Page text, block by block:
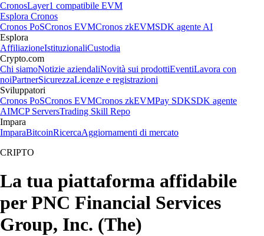
CronosLayer1 compatibile EVM
Esplora Cronos
Cronos PoSCronos EVMCronos zkEVMSDK agente AI
Esplora
AffiliazioneIstituzionaliCustodia
Crypto.com
Chi siamoNotizie aziendaliNovità sui prodottiEventiLavora con
noiPartnerSicurezzaLicenze e registrazioni
Sviluppatori
Cronos PoSCronos EVMCronos zkEVMPay SDKSDK agente
AIMCP ServersTrading Skill Repo
Impara
ImparaBitcoinRicercaAggiornamenti di mercato
CRIPTO
La tua piattaforma affidabile
per PNC Financial Services
Group, Inc. (The)